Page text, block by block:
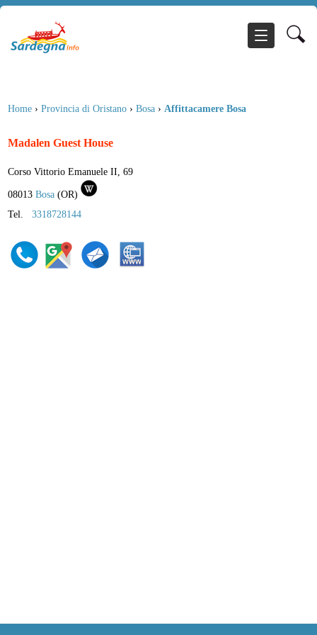
Home › Provincia di Oristano › Bosa › Affittacamere Bosa
Madalen Guest House
Corso Vittorio Emanuele II, 69
08013 Bosa (OR)
Tel. 3318728144